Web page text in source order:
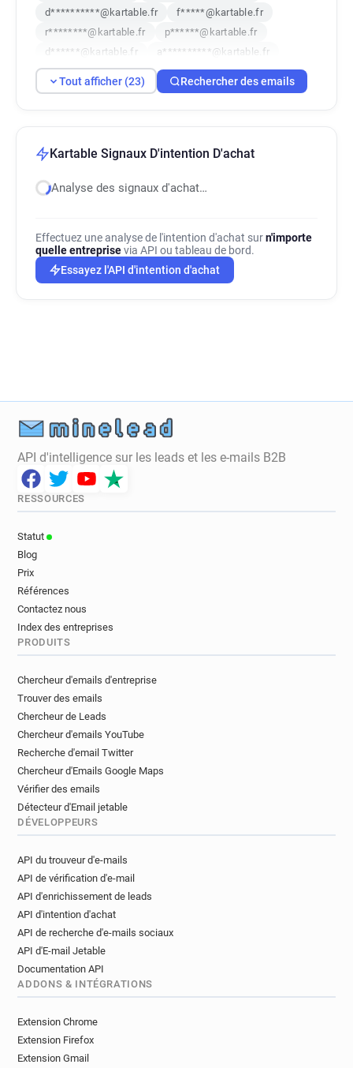
d**********@kartable.fr
f*****@kartable.fr
r********@kartable.fr
p******@kartable.fr
d******@kartable.fr
a**********@kartable.fr
p******@kartable.fr
d************@kartable.fr
j********@kartable.fr
v********@kartable.fr
k********@kartable.fr
v*******@kartable.fr
l***********@kartable.fr
m************@kartable.fr
Tout afficher (23) Rechercher des emails
Kartable Signaux D'intention D'achat
Analyse des signaux d'achat…
Effectuez une analyse de l'intention d'achat surn'importe
quelle entreprisevia API ou tableau de bord.
Essayez l'API d'intention d'achat
API d'intelligence sur les leads et les e-mails B2B
RESSOURCES
Statut
Blog
Prix
Références
Contactez nous
Index des entreprises
PRODUITS
Chercheur d'emails d'entreprise
Trouver des emails
Chercheur de Leads
Chercheur d'emails YouTube
Recherche d'email Twitter
Chercheur d'Emails Google Maps
Vérifier des emails
Détecteur d'Email jetable
DÉVELOPPEURS
API du trouveur d'e-mails
API de vérification d'e-mail
API d'enrichissement de leads
API d'intention d'achat
API de recherche d'e-mails sociaux
API d'E-mail Jetable
Documentation API
ADDONS & INTÉGRATIONS
Extension Chrome
Extension Firefox
Extension Gmail